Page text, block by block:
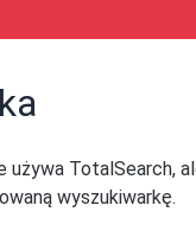
używa TotalSearch,
wyszukiwarkę.